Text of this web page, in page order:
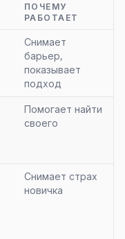
ПОЧЕМУ
РАБОТАЕТ
Снимает
барьер,
показывает
подход
Помогает найти
своего
Снимает страх
новичка